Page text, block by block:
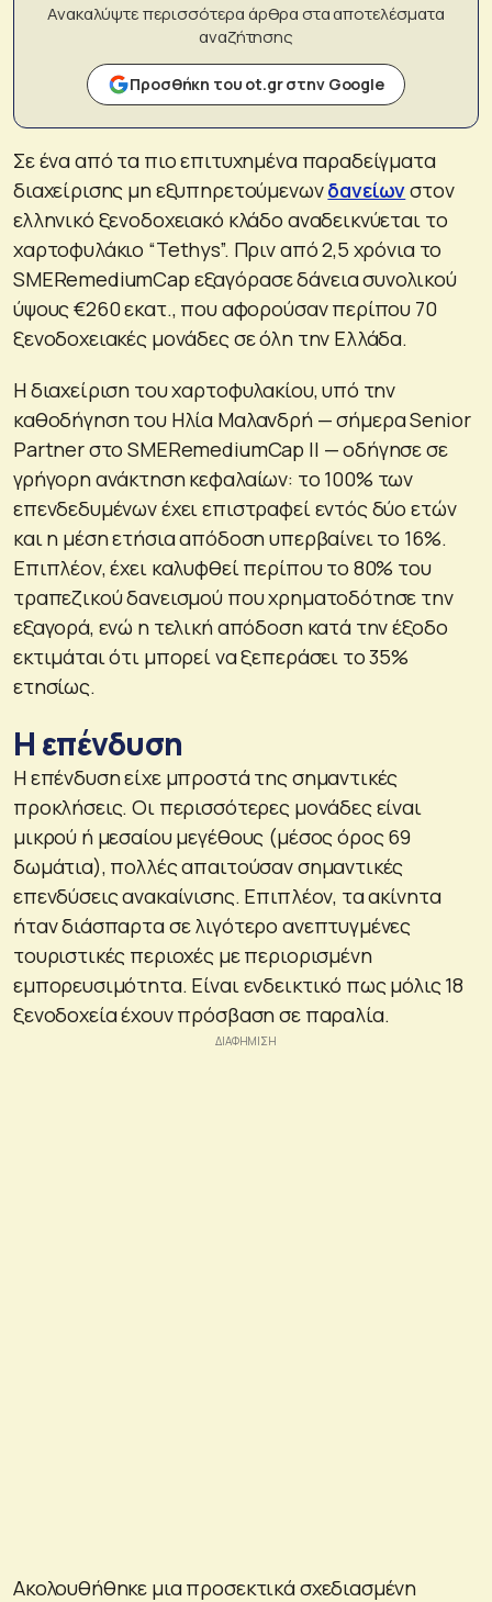
Ανακαλύψτε περισσότερα άρθρα στα αποτελέσματα
αναζήτησης
Προσθήκη του ot.gr στην Google
Σε ένα από τα πιο επιτυχημένα παραδείγματα
διαχείρισης μη εξυπηρετούμενωνδανείωνστον
ελληνικό ξενοδοχειακό κλάδο αναδεικνύεται το
χαρτοφυλάκιο “Tethys”. Πριν από 2,5 χρόνια το
SMERemediumCap εξαγόρασε δάνεια συνολικού
ύψους €260 εκατ., που αφορούσαν περίπου 70
ξενοδοχειακές μονάδες σε όλη την Ελλάδα.
Η διαχείριση του χαρτοφυλακίου, υπό την
καθοδήγηση του Ηλία Μαλανδρή — σήμερα Senior
Partner στο SMERemediumCap II — οδήγησε σε
γρήγορη ανάκτηση κεφαλαίων: το 100% των
επενδεδυμένων έχει επιστραφεί εντός δύο ετών
και η μέση ετήσια απόδοση υπερβαίνει το 16%.
Επιπλέον, έχει καλυφθεί περίπου το 80% του
τραπεζικού δανεισμού που χρηματοδότησε την
εξαγορά, ενώ η τελική απόδοση κατά την έξοδο
εκτιμάται ότι μπορεί να ξεπεράσει το 35%
ετησίως.
Η επένδυση
Η επένδυση είχε μπροστά της σημαντικές
προκλήσεις. Οι περισσότερες μονάδες είναι
μικρού ή μεσαίου μεγέθους (μέσος όρος 69
δωμάτια), πολλές απαιτούσαν σημαντικές
επενδύσεις ανακαίνισης. Επιπλέον, τα ακίνητα
ήταν διάσπαρτα σε λιγότερο ανεπτυγμένες
τουριστικές περιοχές με περιορισμένη
εμπορευσιμότητα. Είναι ενδεικτικό πως μόλις 18
ξενοδοχεία έχουν πρόσβαση σε παραλία.
Ακολουθήθηκε μια προσεκτικά σχεδιασμένη